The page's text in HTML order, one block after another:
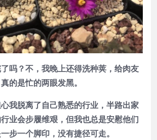
吗？不，我晚上还得洗种荚，给肉友
的是忙的两眼发黑。
我脱离了自己熟悉的行业，半路出家
业会步履维艰，但我也总是安慰他们
步一个脚印，没有捷径可走。